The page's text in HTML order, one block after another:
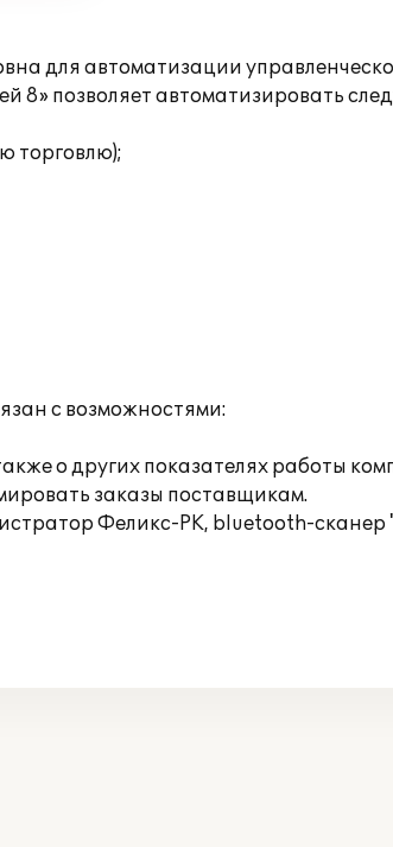
для автоматизации
8» позволяет автоматизировать
торговлю);
с возможностями:
о других показателях работы
заказы поставщикам.
Феликс-РК, bluetooth-